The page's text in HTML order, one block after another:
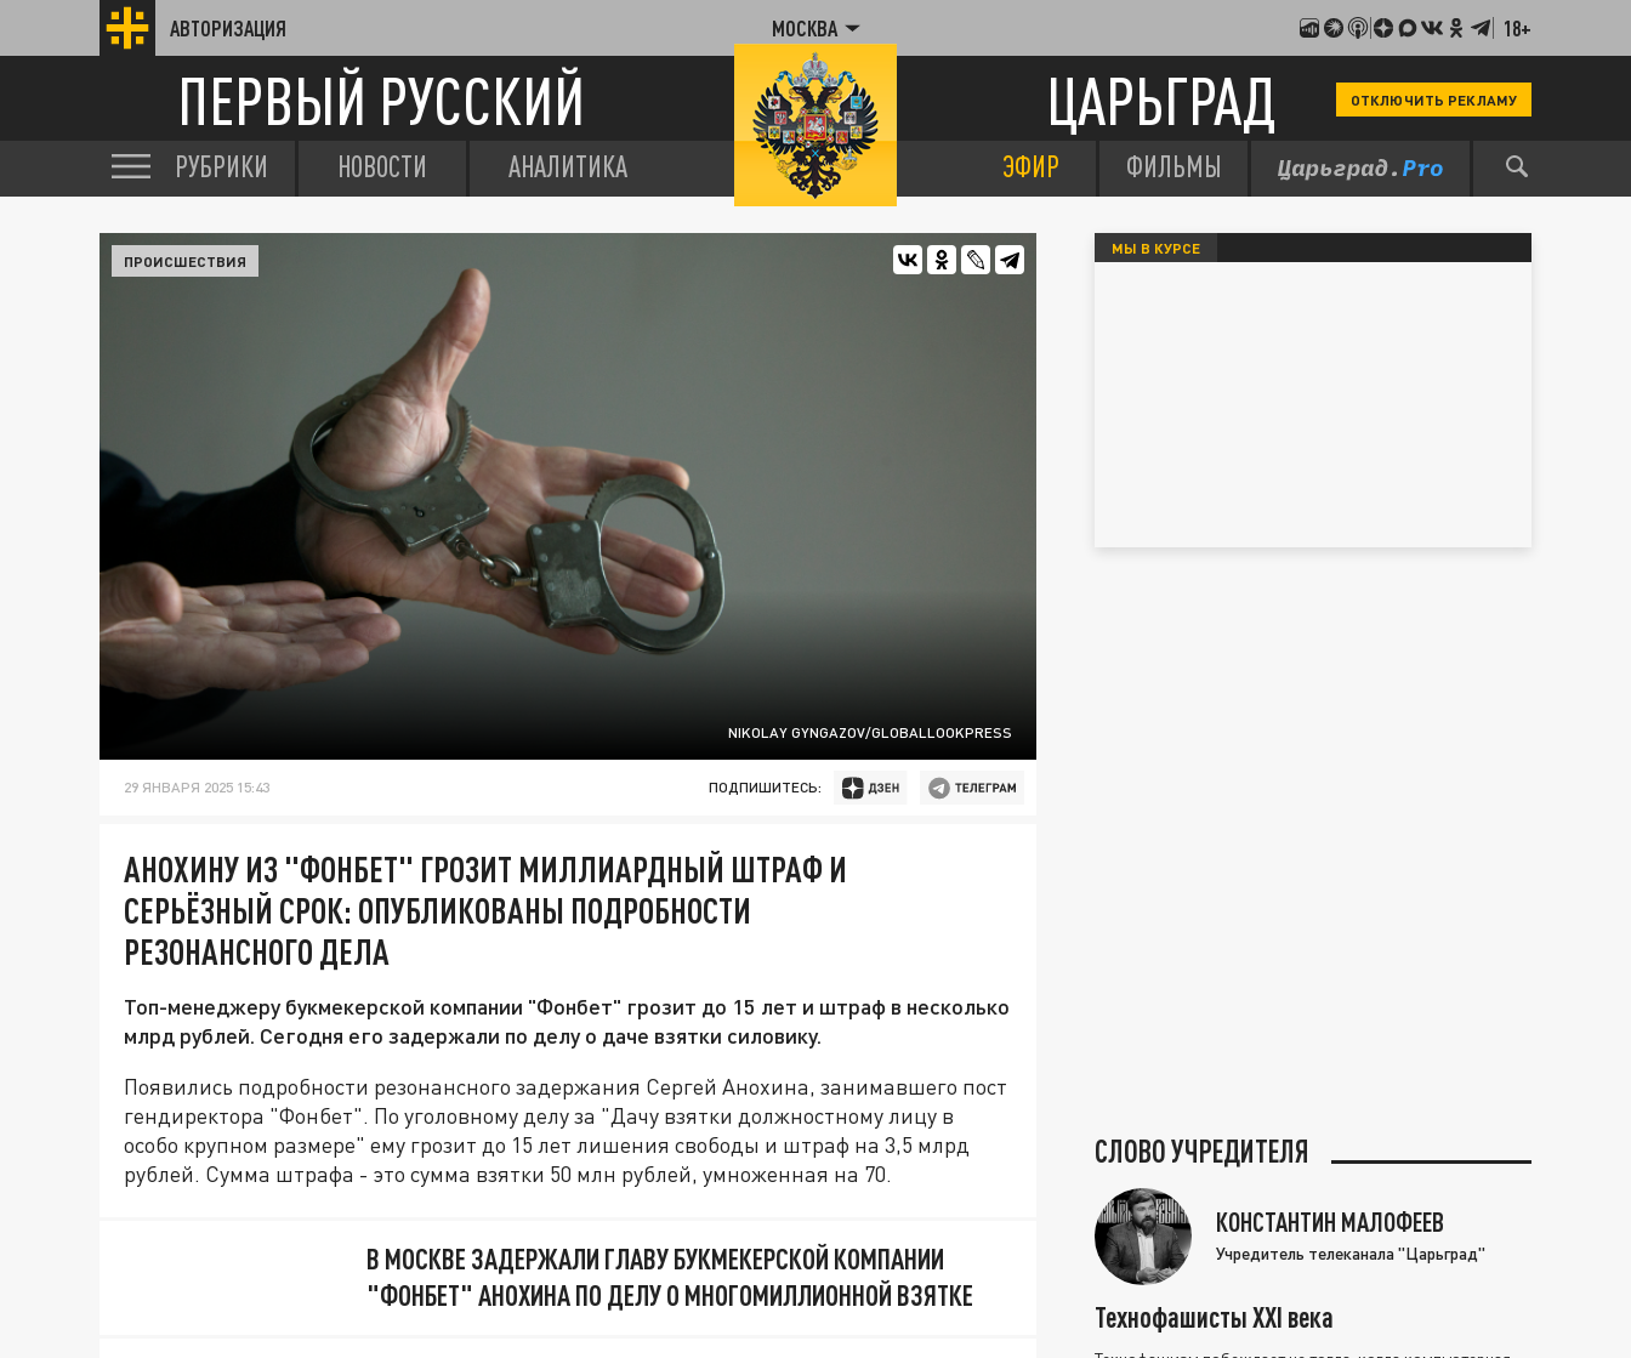
АВТОРИЗАЦИЯ МОСКВА 18+
ПЕРВЫЙ РУССКИЙ ЦАРЬГРАД ОТКЛЮЧИТЬ РЕКЛАМУ
РУБРИКИ НОВОСТИ АНАЛИТИКА ЭФИР ФИЛЬМЫ
NIKOLAY GYNGAZOV/GLOBALLOOKPRESS
ПРОИСШЕСТВИЯ
29 ЯНВАРЯ 2025 15:43 ПОДПИШИТЕСЬ:
АНОХИНУ ИЗ "ФОНБЕТ" ГРОЗИТ МИЛЛИАРДНЫЙ ШТРАФ И
СЕРЬЁЗНЫЙ СРОК: ОПУБЛИКОВАНЫ ПОДРОБНОСТИ
РЕЗОНАНСНОГО ДЕЛА
Топ-менеджеру букмекерской компании "Фонбет" грозит до 15 лет и штраф в несколько
млрд рублей. Сегодня его задержали по делу о даче взятки силовику.
Появились подробности резонансного задержания Сергей Анохина, занимавшего пост
гендиректора "Фонбет". По уголовному делу за "Дачу взятки должностному лицу в
особо крупном размере" ему грозит до 15 лет лишения свободы и штраф на 3,5 млрд
рублей. Сумма штрафа - это сумма взятки 50 млн рублей, умноженная на 70.
В МОСКВЕ ЗАДЕРЖАЛИ ГЛАВУ БУКМЕКЕРСКОЙ КОМПАНИИ
"ФОНБЕТ" АНОХИНА ПО ДЕЛУ О МНОГОМИЛЛИОННОЙ ВЗЯТКЕ
МЫ В КУРСЕ
СЛОВО УЧРЕДИТЕЛЯ
КОНСТАНТИН МАЛОФЕЕВ
Учредитель телеканала "Царьград"
Технофашисты XXI века